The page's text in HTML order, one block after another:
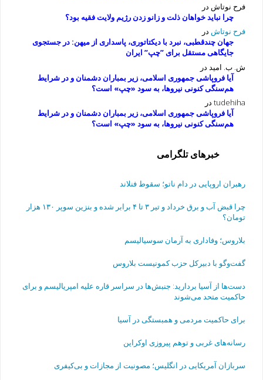
فرح نوتاش در
چرا نباید خواهان ذلت و زانو زدن رژیم ولایت فقیه بود؟
فرح نوتاش در
جهان چندقطبی، نبرد با دیکتاتوری، پاسداری از میهن: در جستجوی
جایگاهی مستقل برای ”چپ” ایران
ش. ب. امیددر
آیا فروپاشی جمهوری اسلامی، زیر بمباران دشمنان و در شرایط
هم‌سنگی کنونی نیروها، به سود «چپ» است؟
tudehihaدر
آیا فروپاشی جمهوری اسلامی، زیر بمباران دشمنان و در شرایط
هم‌سنگی کنونی نیروها، به سود «چپ» است؟
خبرهای تلگرامی
رهبران اروپایی در دام ناتو؛ سقوط فنلاند
چرا قبض آب و برق خرداد و تیر ۳ تا ۴ برابر شده و بنزین سوپر ۱۳۰ هزار
تومان؟
بلاروس؛ وفاداری به آرمان سوسیالیسم
گفت‌وگو با دبیرکل حزب کمونیست بلاروس
دست‌ها از آسیا بردارید: جنبش‌ها در سراسر قاره علیه امپریالیسم و برای
حاکمیت متحد می‌شوند
برای حاکمیت مردمی و همبستگی در آسیا
رسانه‌های غربی و توهم پیروزی اوکراین
سربازان آمریکایی در انگلیس؛ مصونیت از مجازات و بی‌کیفری